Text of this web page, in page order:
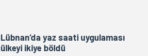
Lübnan’da yaz saati uygulaması
ülkeyi ikiye böldü